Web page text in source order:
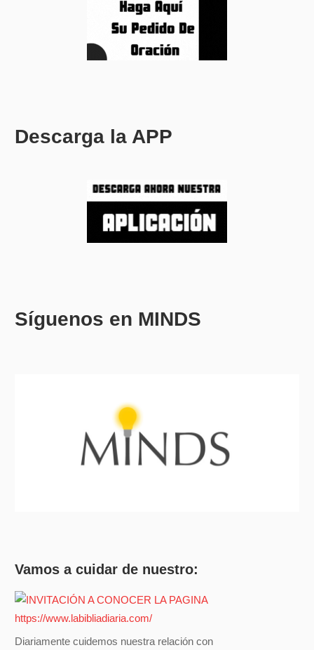
Descarga la APP
Síguenos en MINDS
Vamos a cuidar de nuestro:
Diariamente cuidemos nuestra relación con